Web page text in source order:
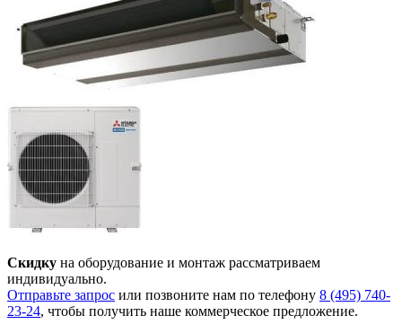
Скидку на оборудование и монтаж рассматриваем
индивидуально.
Отправьте запрос или позвоните нам по телефону 8 (495) 740-
23-24, чтобы получить наше коммерческое предложение.